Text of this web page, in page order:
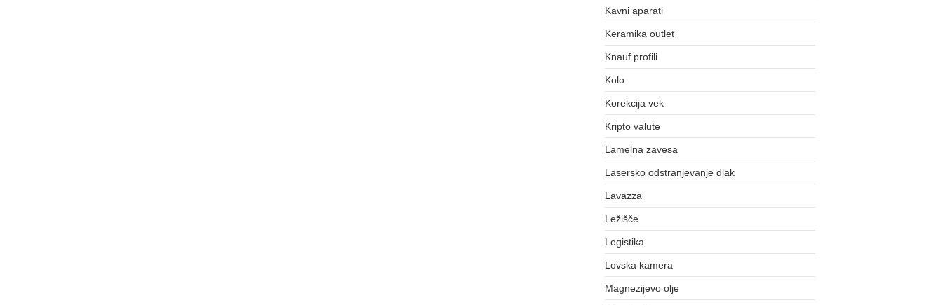
Kavni aparati
Keramika outlet
Knauf profili
Kolo
Korekcija vek
Kripto valute
Lamelna zavesa
Lasersko odstranjevanje dlak
Lavazza
Ležišče
Logistika
Lovska kamera
Magnezijevo olje